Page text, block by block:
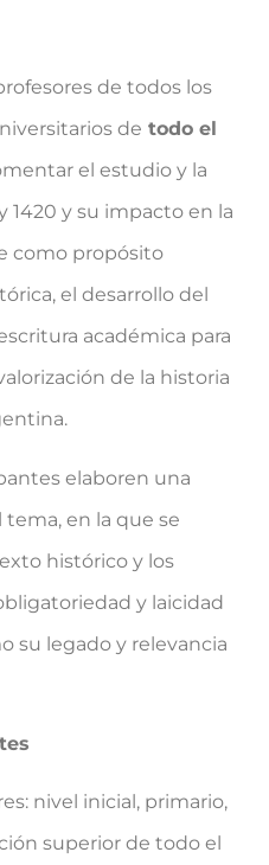
de todos los
de todo el
el estudio y la
1420 y su impacto en la
como propósito
el desarrollo del
académica para
de la historia
elaboren una
en la que se
histórico y los
y laicidad
su legado y relevancia
nivel inicial, primario,
superior de todo el